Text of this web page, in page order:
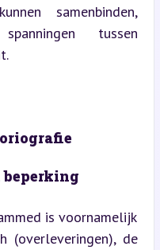
samenbinden,
tussen
beperking
is voornamelijk
(overleveringen), de